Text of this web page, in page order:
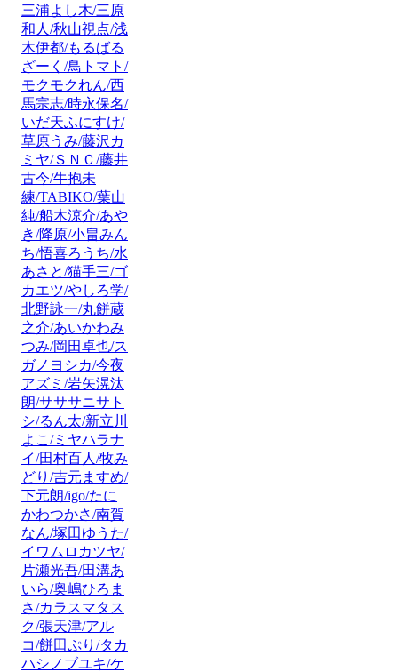
三浦よし木/三原
和人/秋山視点/浅
木伊都/もるばる
ざーく/鳥トマト/
モクモクれん/西
馬宗志/時永保名/
いだ天ふにすけ/
草原うみ/藤沢カ
ミヤ/ＳＮＣ/藤井
古今/牛抱未
練/TABIKO/葉山
純/船木涼介/あや
き/降原/小畠みん
ち/悟喜ろうち/水
あさと/猫手三/ゴ
カエツ/やしろ学/
北野詠一/丸餅蔵
之介/あいかわみ
つみ/岡田卓也/ス
ガノヨシカ/今夜
アズミ/岩矢滉汰
朗/サササニサト
シ/るん太/新立川
よこ/ミヤハラナ
イ/田村百人/牧み
どり/吉元ますめ/
下元朗/igo/たに
かわつかさ/南賀
なん/塚田ゆうた/
イワムロカツヤ/
片瀬光吾/田溝あ
いら/奥嶋ひろま
さ/カラスマタス
ク/張天津/アル
コ/餅田ぷり/タカ
ハシノブユキ/ケ